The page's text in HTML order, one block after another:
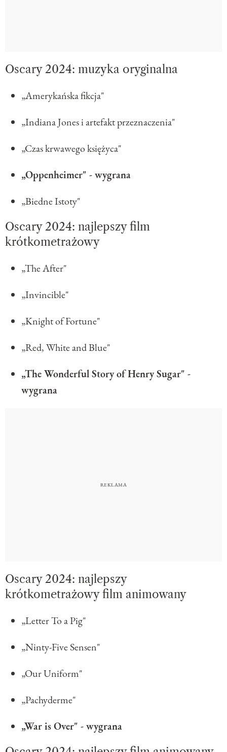
Oscary 2024: muzyka oryginalna
„Amerykańska fikcja"
„Indiana Jones i artefakt przeznaczenia"
„Czas krwawego księżyca"
„Oppenheimer" - wygrana
„Biedne Istoty"
Oscary 2024: najlepszy film
krótkometrażowy
„The After"
„Invincible"
„Knight of Fortune"
„Red, White and Blue"
„The Wonderful Story of Henry Sugar" -
wygrana
Oscary 2024: najlepszy
krótkometrażowy film animowany
„Letter To a Pig"
„Ninty-Five Sensen"
„Our Uniform"
„Pachyderme"
„War is Over" - wygrana